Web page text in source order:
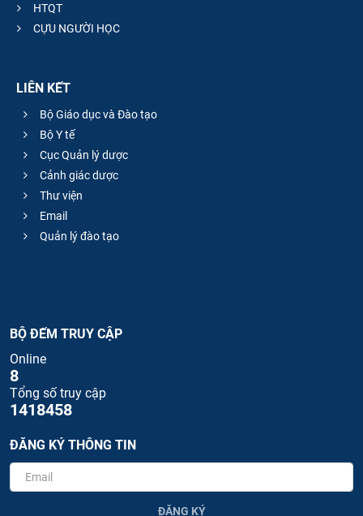
HTQT
CỰU NGƯỜI HỌC
LIÊN KẾT
Bộ Giáo dục và Đào tạo
Bộ Y tế
Cục Quản lý dược
Cảnh giác dược
Thư viện
Email
Quản lý đào tạo
BỘ ĐẾM TRUY CẬP
Online
8
Tổng số truy cập
1418458
ĐĂNG KÝ THÔNG TIN
ĐĂNG KÝ